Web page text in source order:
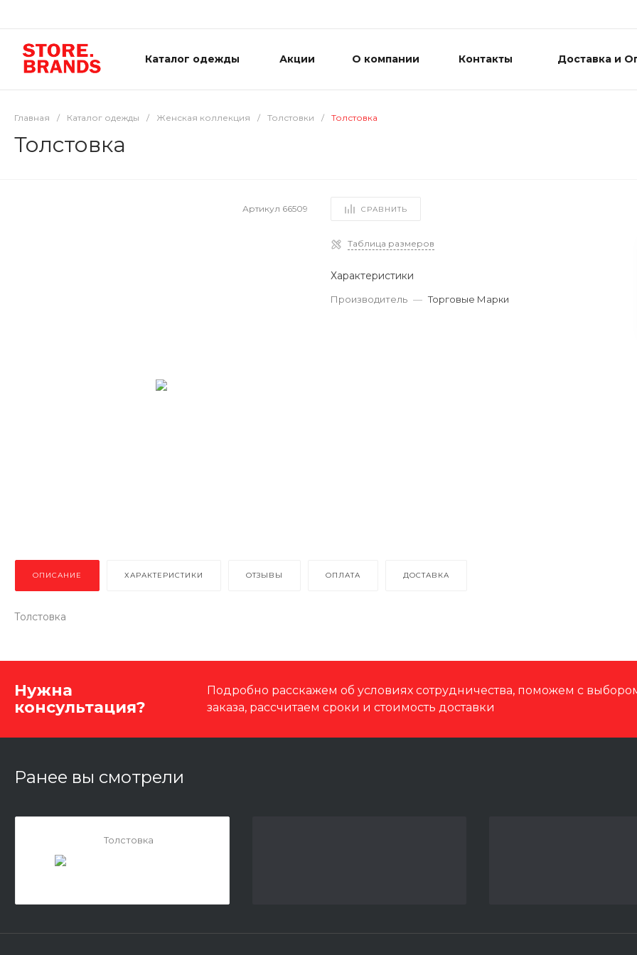
Каталог одежды Акции О компании Контакты Доставка и
Главная / Каталог одежды / Женская коллекция / Толстовки / Толстовка
Толстовка
Артикул 66509 СРАВНИТЬ
Таблица размеров
Характеристики
Производитель — Торговые Марки
ОПИСАНИЕ ХАРАКТЕРИСТИКИ ОТЗЫВЫ ОПЛАТА ДОСТАВКА
Толстовка
Нужна
консультация?
Подробно расскажем об условиях сотрудничества, поможем с
заказа, рассчитаем сроки и стоимость доставки
Ранее вы смотрели
Толстовка